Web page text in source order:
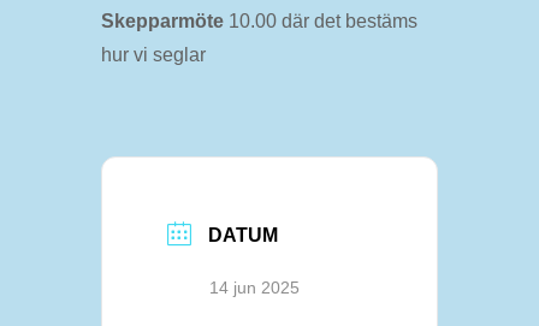
Skepparmöte 10.00 där det bestäms
hur vi seglar
DATUM
14 jun 2025